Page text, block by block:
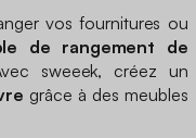
vos fournitures ou
de rangement de
sweeek, créez un
grâce à des meubles